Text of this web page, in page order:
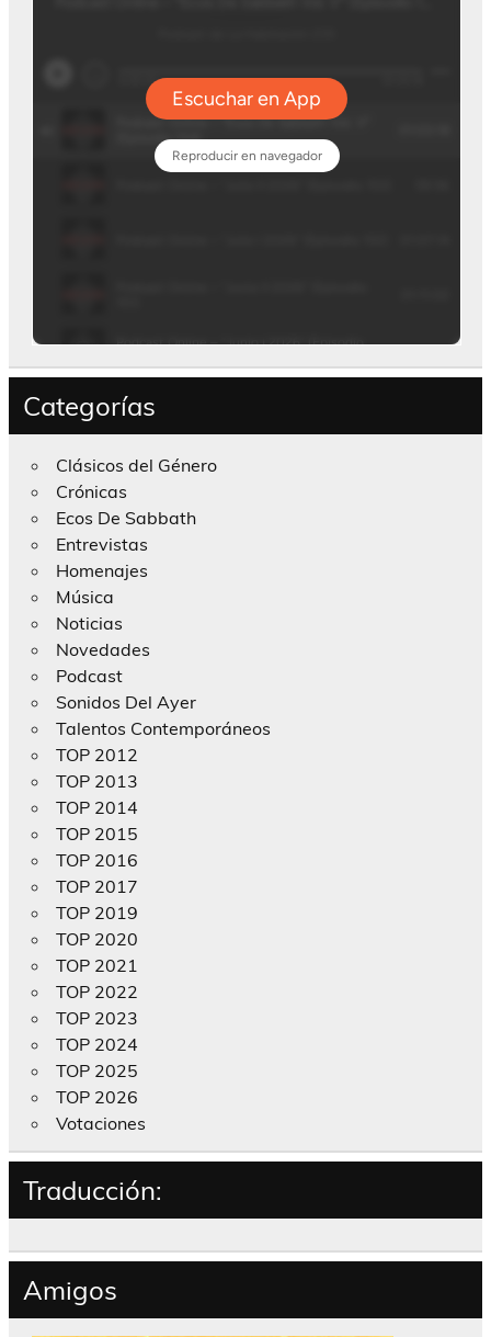
Categorías
Clásicos del Género
Crónicas
Ecos De Sabbath
Entrevistas
Homenajes
Música
Noticias
Novedades
Podcast
Sonidos Del Ayer
Talentos Contemporáneos
TOP 2012
TOP 2013
TOP 2014
TOP 2015
TOP 2016
TOP 2017
TOP 2019
TOP 2020
TOP 2021
TOP 2022
TOP 2023
TOP 2024
TOP 2025
TOP 2026
Votaciones
Traducción:
Amigos